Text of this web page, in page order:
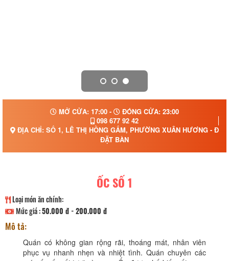
MỞ CỬA: 17:00 -
ĐÓNG CỬA: 23:00
098 677 92 42
ĐỊA CHỈ: SỐ 1, LÊ THỊ HỒNG GẤM, PHƯỜNG XUÂN HƯƠNG - ĐÀ
ĐẶT BÀN
ỐC SỐ 1
Loại món ăn chính:
Mức giá :50.000 đ - 200.000 đ
Mô tả:
Quán có không gian rộng rãi, thoáng mát, nhân viên
phục vụ nhanh nhẹn và nhiệt tình. Quán chuyên các